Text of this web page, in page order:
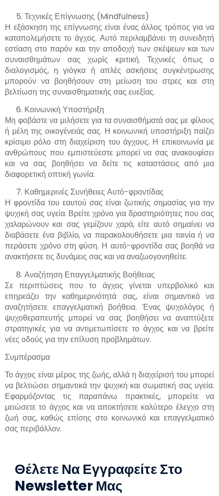
Τεχνικές Επίγνωσης (Mindfulness)
Η εξάσκηση της επίγνωσης είναι ένας άλλος τρόπος για να
καταπολεμήσετε το άγχος. Αυτό περιλαμβάνει τη συνειδητή
εστίαση στο παρόν και την αποδοχή των σκέψεων και των
συναισθημάτων σας χωρίς κριτική. Τεχνικές όπως ο
διαλογισμός, η γιόγκα ή απλές ασκήσεις συγκέντρωσης
μπορούν να βοηθήσουν στη μείωση του στρες και στη
βελτίωση της συναισθηματικής σας ευεξίας.
Κοινωνική Υποστήριξη
Μη φοβάστε να μιλήσετε για τα συναισθήματά σας με φίλους
ή μέλη της οικογένειάς σας. Η κοινωνική υποστήριξη παίζει
κρίσιμο ρόλο στη διαχείριση του άγχους. Η επικοινωνία με
ανθρώπους που εμπιστεύεστε μπορεί να σας ανακουφίσει
και να σας βοηθήσει να δείτε τις καταστάσεις από μια
διαφορετική οπτική γωνία.
Καθημερινές Συνήθειες Αυτό-φροντίδας
Η φροντίδα του εαυτού σας είναι ζωτικής σημασίας για την
ψυχική σας υγεία. Βρείτε χρόνο για δραστηριότητες που σας
χαλαρώνουν και σας γεμίζουν χαρά, είτε αυτό σημαίνει να
διαβάσετε ένα βιβλίο, να παρακολουθήσετε μια ταινία ή να
περάσετε χρόνο στη φύση. Η αυτό-φροντίδα σας βοηθά να
ανακτήσετε τις δυνάμεις σας και να αναζωογονηθείτε.
Αναζήτηση Επαγγελματικής Βοήθειας
Σε περιπτώσεις που το άγχος γίνεται υπερβολικό και
επηρεάζει την καθημερινότητά σας, είναι σημαντικό να
αναζητήσετε επαγγελματική βοήθεια. Ένας ψυχολόγος ή
ψυχοθεραπευτής μπορεί να σας βοηθήσει να αναπτύξετε
στρατηγικές για να αντιμετωπίσετε το άγχος και να βρείτε
νέες οδούς για την επίλυση προβλημάτων.
Συμπέρασμα
Το άγχος είναι μέρος της ζωής, αλλά η διαχείρισή του μπορεί
να βελτιώσει σημαντικά την ψυχική και σωματική σας υγεία.
Εφαρμόζοντας τις παραπάνω πρακτικές, μπορείτε να
μειώσετε το άγχος και να αποκτήσετε καλύτερο έλεγχο στη
ζωή σας, καθώς επίσης στο κοινωνικό και επαγγελματικό
σας περιβάλλον.
Θέλετε Να Εγγραφείτε Στο
Newsletter Μας